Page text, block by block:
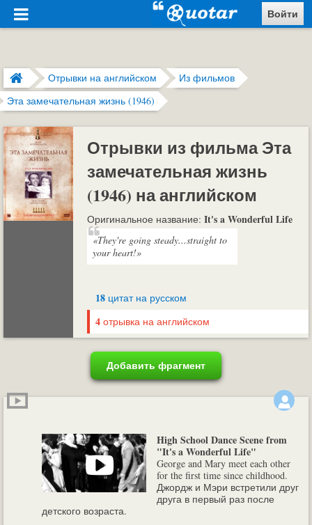
Войти
Отрывки на английском
Из фильмов
Эта замечательная жизнь (1946)
Отрывки из фильма Эта
замечательная жизнь
(1946) на английском
Оригинальное название: It's a Wonderful Life
«They're going steady...straight to
your heart!»
18 цитат на русском
4 отрывка на английском
Добавить фрагмент
High School Dance Scene from
"It's a Wonderful Life"
George and Mary meet each other
for the first time since childhood.
Джордж и Мэри встретили друг
друга в первый раз после
детского возраста.